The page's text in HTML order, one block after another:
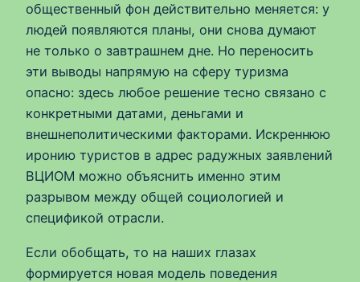
общественный фон действительно меняется: у
людей появляются планы, они снова думают
не только о завтрашнем дне. Но переносить
эти выводы напрямую на сферу туризма
опасно: здесь любое решение тесно связано с
конкретными датами, деньгами и
внешнеполитическими факторами. Искреннюю
иронию туристов в адрес радужных заявлений
ВЦИОМ можно объяснить именно этим
разрывом между общей социологией и
спецификой отрасли.
Если обобщать, то на наших глазах
формируется новая модель поведения